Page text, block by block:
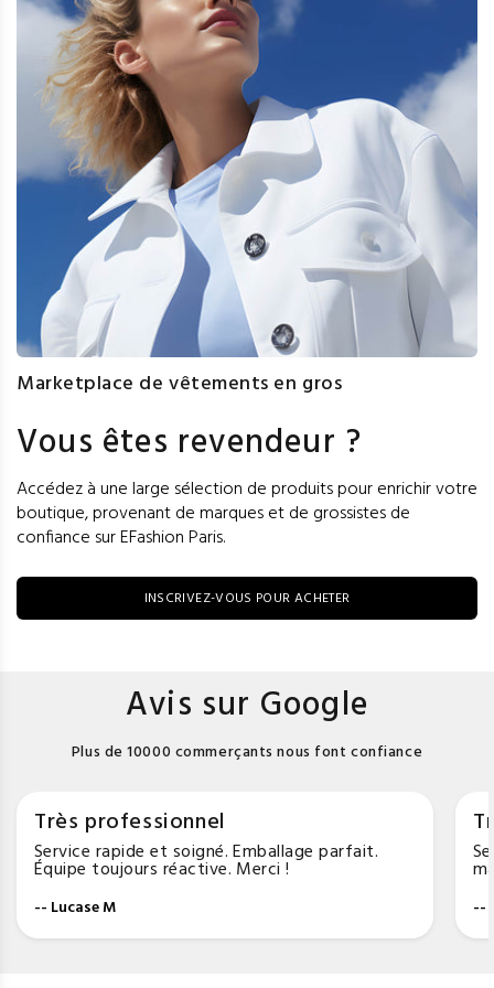
Marketplace de vêtements en gros
Vous êtes revendeur ?
Accédez à une large sélection de produits pour enrichir votre
boutique, provenant de marques et de grossistes de
confiance sur EFashion Paris.
INSCRIVEZ-VOUS POUR ACHETER
Avis sur Google
Plus de 10000 commerçants nous font confiance
Très professionnel
Service rapide et soigné. Emballage parfait.
Équipe toujours réactive. Merci !
-- Lucase M --